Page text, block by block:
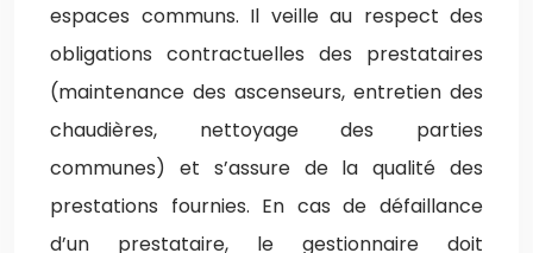
espaces communs. Il veille au respect des
obligations contractuelles des prestataires
(maintenance des ascenseurs, entretien des
chaudières, nettoyage des parties
communes) et s’assure de la qualité des
prestations fournies. En cas de défaillance
d’un prestataire, le gestionnaire doit